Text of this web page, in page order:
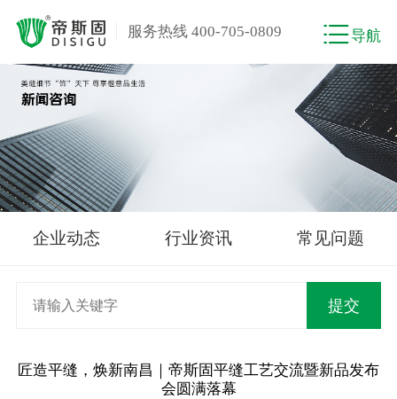
服务热线 400-705-0809 导航
企业动态 行业资讯 常见问题
匠造平缝，焕新南昌｜帝斯固平缝工艺交流暨新品发布
会圆满落幕